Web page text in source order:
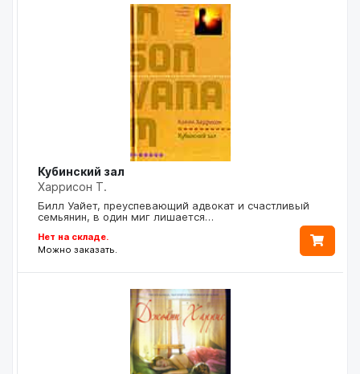
Кубинский зал
Харрисон Т.
Билл Уайет, преуспевающий адвокат и счастливый
семьянин, в один миг лишается…
Нет на складе.
Можно заказать.